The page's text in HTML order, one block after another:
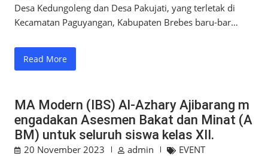
Desa Kedungoleng dan Desa Pakujati, yang terletak di
Kecamatan Paguyangan, Kabupaten Brebes baru-bar…
Read More
MA Modern (IBS) Al-Azhary Ajibarang m
engadakan Asesmen Bakat dan Minat (A
BM) untuk seluruh siswa kelas XII.
20 November 2023 admin
EVENT